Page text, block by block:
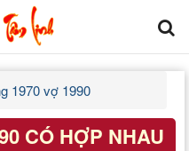
1970 vợ 1990
CÓ HỢP NHAU